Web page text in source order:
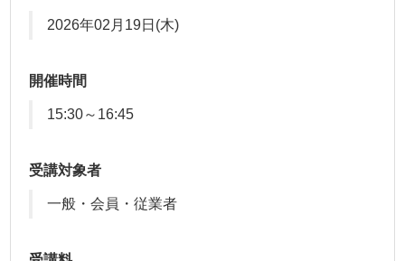
2026年02月19日(木)
開催時間
15:30～16:45
受講対象者
一般・会員・従業者